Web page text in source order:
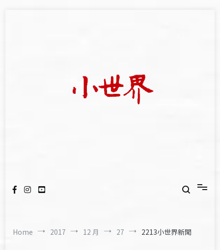
Home 2017 12 月 27 2213小世界新聞